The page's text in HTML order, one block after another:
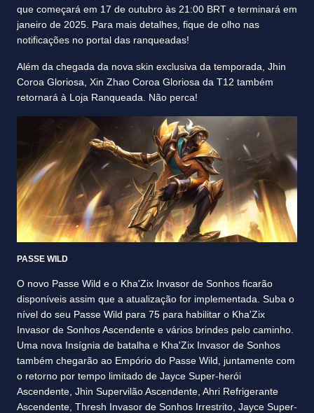
que começará em 17 de outubro às 21:00 BRT e terminará em
janeiro de 2025. Para mais detalhes, fique de olho nas
notificações no portal das ranqueadas!
Além da chegada da nova skin exclusiva da temporada, Jhin
Coroa Gloriosa, Xin Zhao Coroa Gloriosa da T12 também
retornará à Loja Ranqueada. Não perca!
PASSE WILD
O novo Passe Wild e o Kha'Zix Invasor de Sonhos ficarão
disponíveis assim que a atualização for implementada. Suba o
nível do seu Passe Wild para 75 para habilitar o Kha'Zix
Invasor de Sonhos Ascendente e vários brindes pelo caminho.
Uma nova Insígnia de batalha e Kha'Zix Invasor de Sonhos
também chegarão ao Empório do Passe Wild, juntamente com
o retorno por tempo limitado de Jayce Super-herói
Ascendente, Jhin Supervilão Ascendente, Ahri Refrigerante
Ascendente, Thresh Invasor de Sonhos Irrestrito, Jayce Super-